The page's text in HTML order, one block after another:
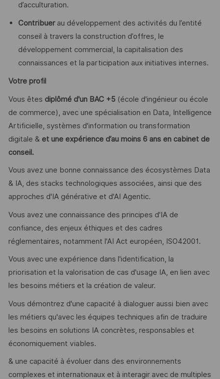
d’acculturation.
Contribuer au développement des activités du l’entité
conseil à travers la construction d’offres, le
développement commercial, la capitalisation des
connaissances et la participation aux initiatives internes.
Votre profil
Vous êtes diplômé d'un BAC +5(école d'ingénieur ou école
de commerce), avec une spécialisation en Data, Intelligence
Artificielle, systèmes d'information ou transformation
digitale & et une expérience d’au moins 6 ans en cabinet de
conseil.
Vous avez une bonne connaissance des écosystèmes Data
& IA, des stacks technologiques associées, ainsi que des
approches d'IA générative et d'AI Agentic.
Vous avez une connaissance des principes d'IA de
confiance, des enjeux éthiques et des cadres
réglementaires, notamment l'AI Act européen, ISO42001.
​Vous avec une expérience dans l'identification, la
priorisation et la valorisation de cas d'usage IA, en lien avec
les besoins métiers et la création de valeur.
Vous démontrez d'une capacité à dialoguer aussi bien avec
les métiers qu'avec les équipes techniques afin de traduire
les besoins en solutions IA concrètes, responsables et
économiquement viables.
& une capacité à évoluer dans des environnements
complexes et internationaux et à interagir avec de multiples